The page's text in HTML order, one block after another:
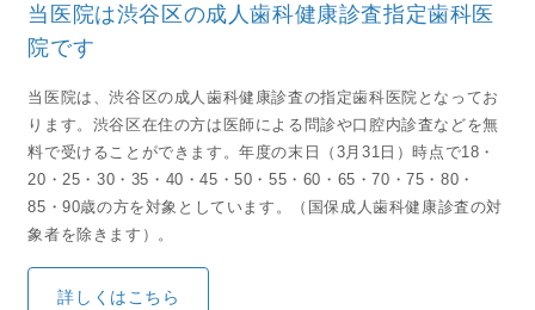
当医院は渋谷区の成人歯科健康診査指定歯科医
院です
当医院は、渋谷区の成人歯科健康診査の指定歯科医院となってお
ります。渋谷区在住の方は医師による問診や口腔内診査などを無
料で受けることができます。年度の末日（3月31日）時点で18・
20・25・30・35・40・45・50・55・60・65・70・75・80・
85・90歳の方を対象としています。（国保成人歯科健康診査の対
象者を除きます）。
詳しくはこちら